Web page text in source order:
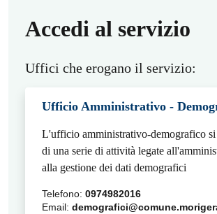
Accedi al servizio
Uffici che erogano il servizio:
Ufficio Amministrativo -
L'ufficio amministrativo-demografico si
di una serie di attività legate
alla gestione dei dati demografici
Telefono: 0974982016
Email: